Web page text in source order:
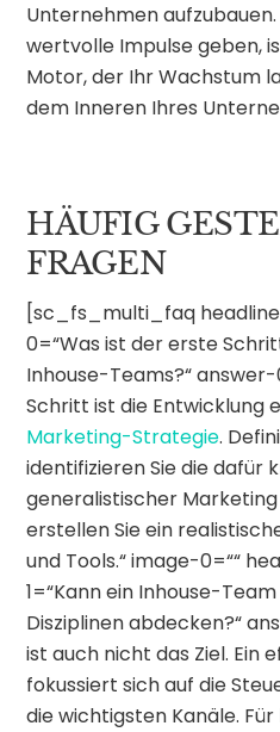
Unternehmen
wertvolle Impulse geben,
Motor, der Ihr Wachstum
dem Inneren Ihres
HÄUFIG
FRAGEN
[sc_fs_multi_faq
0=“Was ist der erste
Inhouse-Teams?“
Schritt ist die Entwicklung
Marketing-Strategie.
identifizieren Sie die dafür
generalistischer
erstellen Sie ein
und Tools.“ image-0=““
1=“Kann ein Inhouse-
Disziplinen abdecken?“
ist auch nicht das Ziel. Ein
fokussiert sich auf die
die wichtigsten Kanäle.